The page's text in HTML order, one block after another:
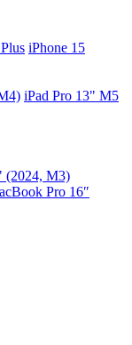
iPhone 15
iPad Pro 13" M5
(2024, M3)
Pro 16″